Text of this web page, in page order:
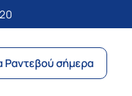
Ραντεβού σήμερα